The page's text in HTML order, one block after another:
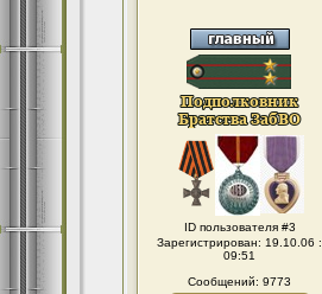
ID пользователя #3
Зарегистрирован: 19.10.06 :
09:51
Сообщений: 9773